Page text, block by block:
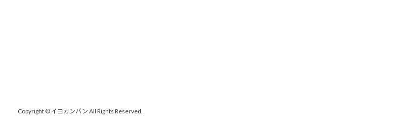
Copyright © イヨカンバン All Rights Reserved.